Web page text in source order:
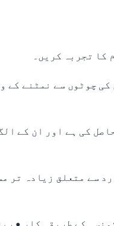
کا تجربہ کریں۔
چوٹوں سے نمٹنے کے
کی ہے اور ان کے
سے متعلق زیادہ تر